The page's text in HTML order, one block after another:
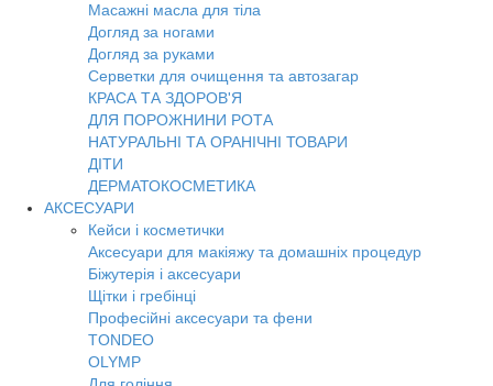
Масажні масла для тіла
Догляд за ногами
Догляд за руками
Серветки для очищення та автозагар
КРАСА ТА ЗДОРОВ'Я
ДЛЯ ПОРОЖНИНИ РОТА
НАТУРАЛЬНІ ТА ОРАНІЧНІ ТОВАРИ
ДІТИ
ДЕРМАТОКОСМЕТИКА
АКСЕСУАРИ
Кейси і косметички
Аксесуари для макіяжу та домашніх процедур
Біжутерія і аксесуари
Щітки і гребінці
Професійні аксесуари та фени
TONDEO
OLYMP